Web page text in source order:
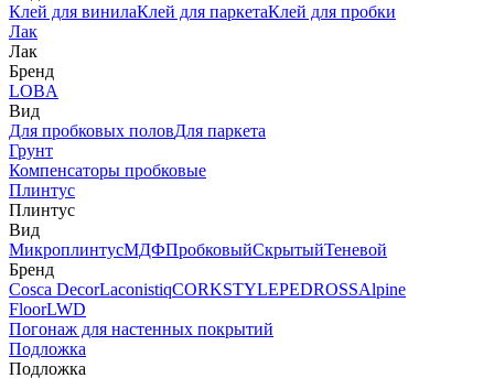
Клей для винилаКлей для паркетаКлей для пробки
Лак
Лак
Бренд
LOBA
Вид
Для пробковых половДля паркета
Грунт
Компенсаторы пробковые
Плинтус
Плинтус
Вид
МикроплинтусМДФПробковыйСкрытыйТеневой
Бренд
Cosca DecorLaconistiqCORKSTYLEPEDROSSAlpine
FloorLWD
Погонаж для настенных покрытий
Подложка
Подложка